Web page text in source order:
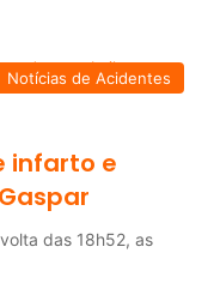
Notícias de Acidentes
infarto e
das 18h52, as